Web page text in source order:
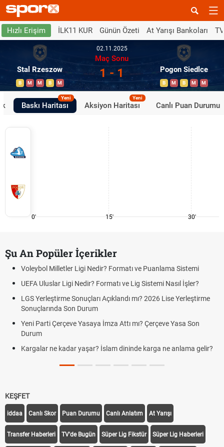
Hızlı Erişim İLK11 KUR Günün Özeti At Yarışı Bankoları
Stal Rzeszow
B M M B M
02.11.2025
Maç Sonu
1 - 1 Pogon Siedlce
B M B M M
Baskı Haritası
Yeni
Aksiyon Haritası
Yeni
Canlı Puan Durumu
0' 15' 30'
Şu An Popüler İçerikler
Voleybol Milletler Ligi Nedir? Formatı ve Puanlama Sistemi
UEFA Uluslar Ligi Nedir? Formatı ve Lig Sistemi Nasıl İşler?
LGS Yerleştirme Sonuçları Açıklandı mı? 2026 Lise Yerleştirme
Sonuçlarında Son Durum
Yeni Parti Çerçeve Yasaya İmza Attı mı? Çerçeve Yasa Son
Durum
Kargalar ne kadar yaşar? İslam dininde karga ne anlama gelir?
KEŞFET
iddaa Canlı Skor Puan Durumu Canlı Anlatım At Yarışı
Transfer Haberleri TV'de Bugün Süper Lig Fikstür Süper Lig Haberleri